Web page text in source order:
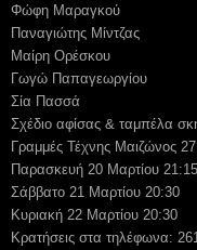
Φώφη Μαραγκού
Παναγιώτης Μίντζας
Μαίρη Ορέσκου
Γωγώ Παπαγεωργίου
Σία Πασσά
Σχέδιο αφίσας & ταμπέλα
Γραμμές Τέχνης Μαιζώνος
Παρασκευή 20 Μαρτίου 21:15
Σάββατο 21 Μαρτίου 20:30
Κυριακή 22 Μαρτίου 20:30
Κρατήσεις στα τηλέφωνα: